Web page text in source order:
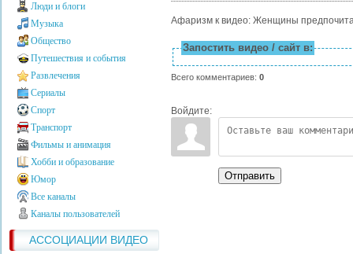
Люди и блоги
Музыка
Общество
Путешествия и события
Развлечения
Сериалы
Спорт
Транспорт
Фильмы и анимация
Хобби и образование
Юмор
Все каналы
Каналы пользователей
АССОЦИАЦИИ ВИДЕО
Афаризм к видео: Женщины
Запостить видео / сайт в:
Всего комментариев: 0
Войдите:
Отправить